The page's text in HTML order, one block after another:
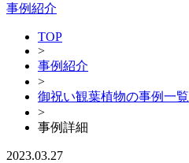
事例紹介
TOP
>
事例紹介
>
御祝い観葉植物の事例一覧
>
事例詳細
2023.03.27